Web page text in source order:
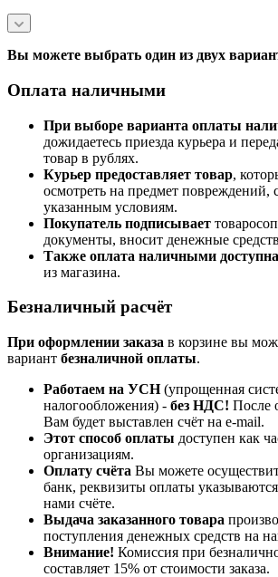
Вы можете выбрать один из двух
Оплата наличными
При выборе варианта оплаты
дожидаетесь приезда курьера и
товар в рублях.
Курьер предоставляет товар,
осмотреть на предмет повреждений,
указанным условиям.
Покупатель подписывает
документы, вносит денежные
Также оплата наличными доступна
из магазина.
Безналичный расчёт
При оформлении заказа в корзине вы
вариант безналичной оплаты.
Работаем на УСН(упрощенная
налогообложения) - без НДС! После
Вам будет выставлен счёт на e-mail.
Этот способ оплаты доступен как
организациям.
Оплату счёта Вы можете
банк, реквизиты оплаты
нами счёте.
Выдача заказанного товара
поступления денежных средств на
Внимание! Комиссия при
составляет 15% от стоимости заказа.